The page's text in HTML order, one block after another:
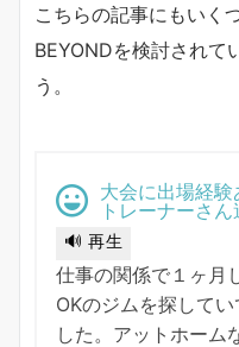
こちらの記事にもいく
BEYONDを検討されて
う。
大会に出場経
トレーナーさん
🔊 再生
仕事の関係で１ヶ月
OKのジムを探して
した。アットホーム